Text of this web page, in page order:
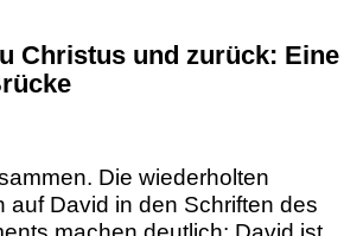
Christus und zurück: Eine
Die wiederholten
auf David in den Schriften des